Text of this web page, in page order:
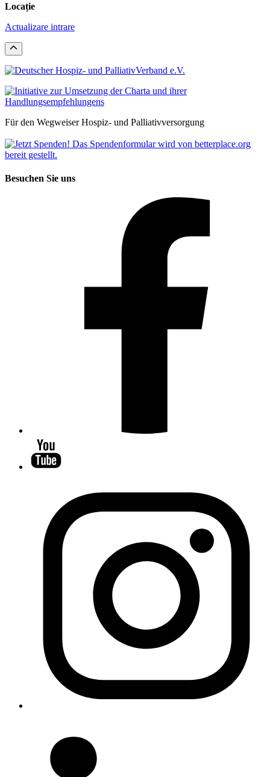
Locație
Actualizare intrare
Für den Wegweiser Hospiz- und Palliativversorgung
Besuchen Sie uns